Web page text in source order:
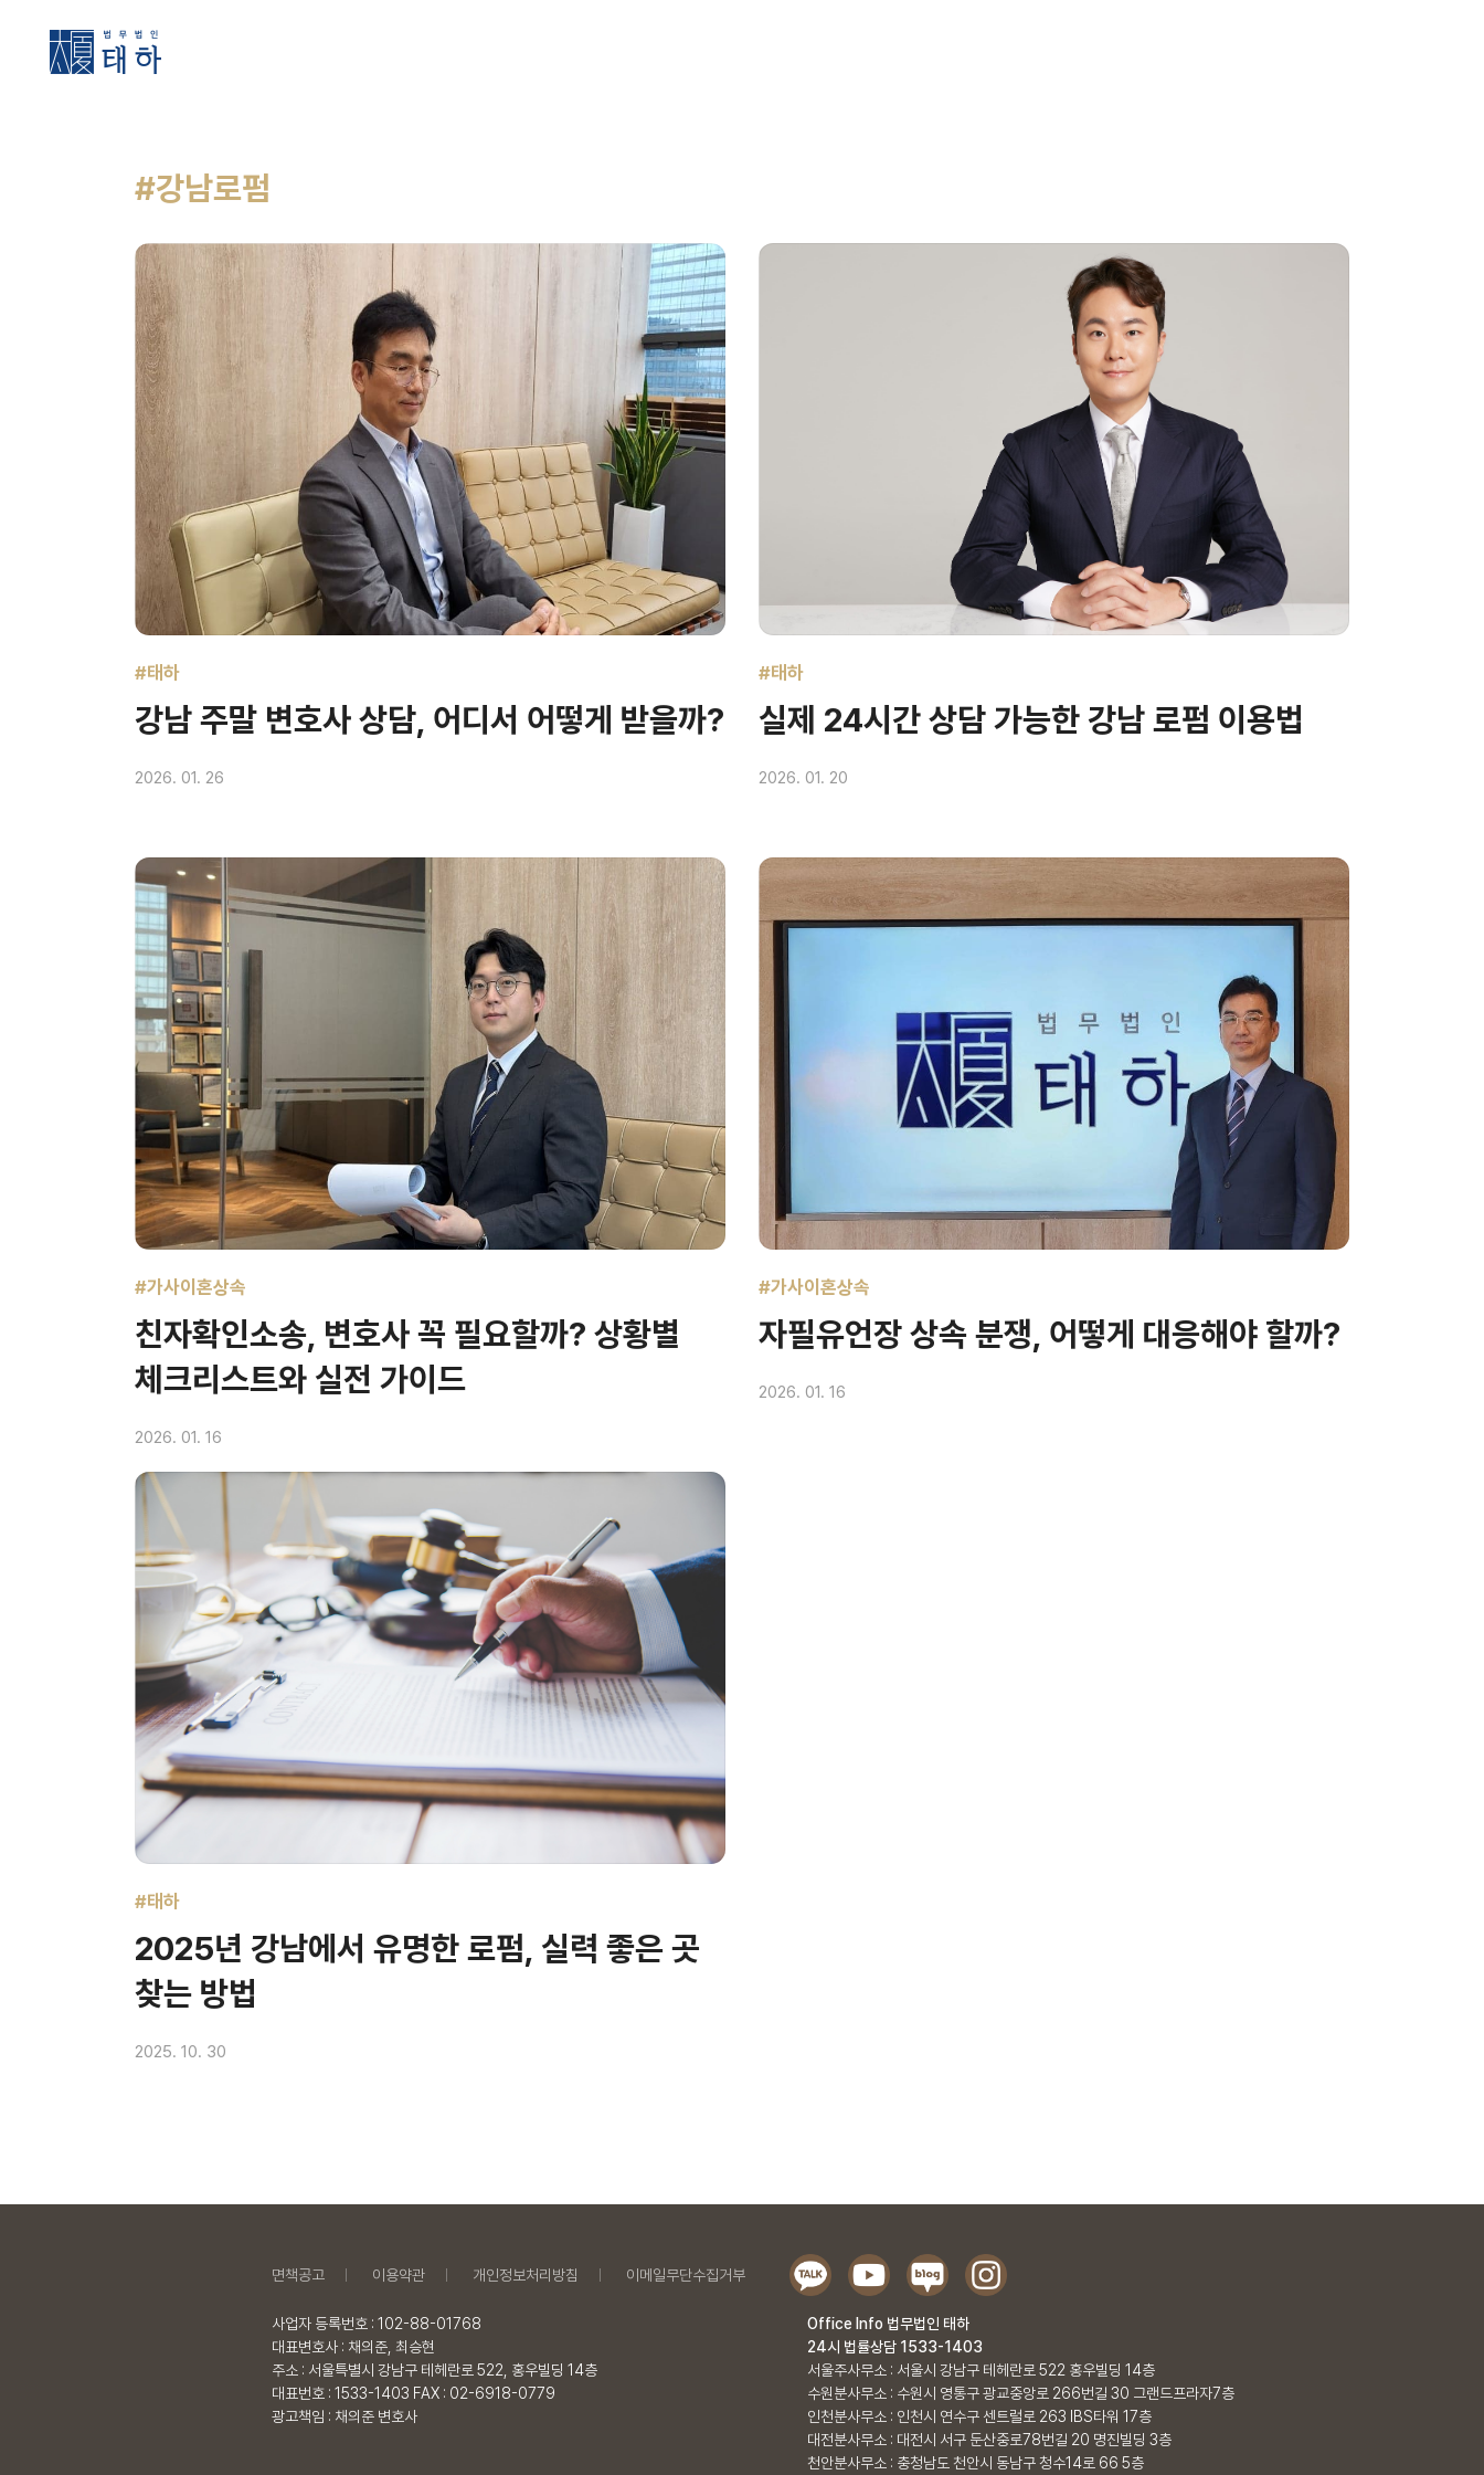
#강남로펌
#태하
강남 주말 변호사 상담, 어디서 어떻게 받을까?
2026. 01. 26
#태하
실제 24시간 상담 가능한 강남 로펌 이용법
2026. 01. 20
#가사이혼상속
친자확인소송, 변호사 꼭 필요할까? 상황별
체크리스트와 실전 가이드
2026. 01. 16
#가사이혼상속
자필유언장 상속 분쟁, 어떻게 대응해야 할까?
2026. 01. 16
#태하
2025년 강남에서 유명한 로펌, 실력 좋은 곳
찾는 방법
2025. 10. 30
면책공고 이용약관 개인정보처리방침 이메일무단수집거부
사업자 등록번호 : 102-88-01768
대표변호사 : 채의준, 최승현
주소 : 서울특별시 강남구 테헤란로 522, 홍우빌딩 14층
대표번호 : 1533-1403 FAX : 02-6918-0779
광고책임 : 채의준 변호사
Office Info 법무법인 태하
24시 법률상담 1533-1403
서울주사무소 : 서울시 강남구 테헤란로 522 홍우빌딩 14층
수원분사무소 : 수원시 영통구 광교중앙로 266번길 30 그랜드프라자7층
인천분사무소 : 인천시 연수구 센트럴로 263 IBS타워 17층
대전분사무소 : 대전시 서구 둔산중로78번길 20 명진빌딩 3층
천안분사무소 : 충청남도 천안시 동남구 청수14로 66 5층